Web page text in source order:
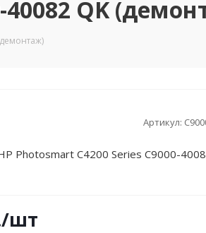
QK
Артикул:
Photosmart C4200 Series C9000-
/шт